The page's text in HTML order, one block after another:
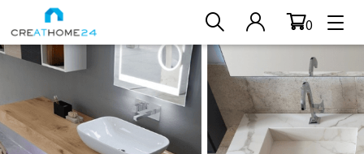
Aller au contenu principal
0